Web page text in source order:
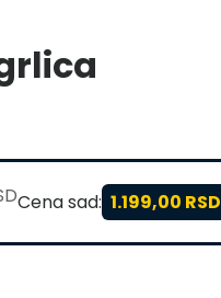
Cena sad: 1.199,00 RSD